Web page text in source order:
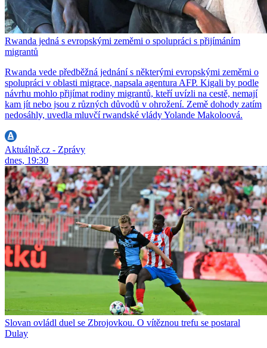
Rwanda jedná s evropskými zeměmi o spolupráci s přijímáním
migrantů
Rwanda vede předběžná jednání s některými evropskými zeměmi o
spolupráci v oblasti migrace, napsala agentura AFP. Kigali by podle
návrhu mohlo přijímat rodiny migrantů, kteří uvízli na cestě, nemají
kam jít nebo jsou z různých důvodů v ohrožení. Země dohody zatím
nedosáhly, uvedla mluvčí rwandské vlády Yolande Makoloová.
Aktuálně.cz - Zprávy
dnes, 19:30
Slovan ovládl duel se Zbrojovkou. O vítěznou trefu se postaral
Dulay